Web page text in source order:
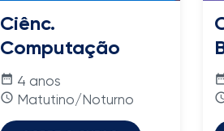
Ciênc.
Computação
date_range 4 anos
access_time Matutino/Noturno